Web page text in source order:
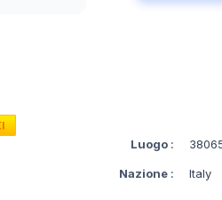
Luogo :
Nazione : Italy